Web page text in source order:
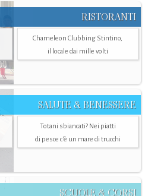
RISTORANTI
Chameleon Clubbing Stintino,
il locale dai mille volti
SALUTE & BENESSERE
Totani sbiancati? Nei piatti
di pesce c'è un mare di trucchi
SCUOLE & CORSI